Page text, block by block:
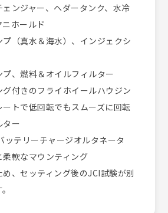
ェンジャー、ヘダータンク、水冷
ホールド
プ（真水＆海水）、インジェクシ
プ、燃料＆オイルフィルター
グ付きのフライホイールハウジン
トで低回転でもスムーズに回転
ター
ッテリーチャージオルタネータ
柔軟なマウンティング
、セッティング後のJCI試験が別